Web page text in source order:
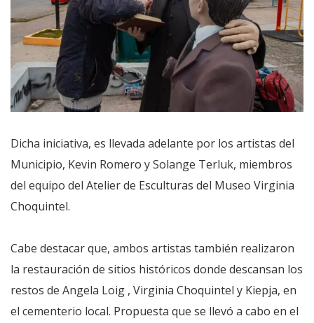
Dicha iniciativa, es llevada adelante por los artistas del
Municipio, Kevin Romero y Solange Terluk, miembros
del equipo del Atelier de Esculturas del Museo Virginia
Choquintel.
Cabe destacar que, ambos artistas también realizaron
la restauración de sitios históricos donde descansan los
restos de Angela Loig , Virginia Choquintel y Kiepja, en
el cementerio local. Propuesta que se llevó a cabo en el